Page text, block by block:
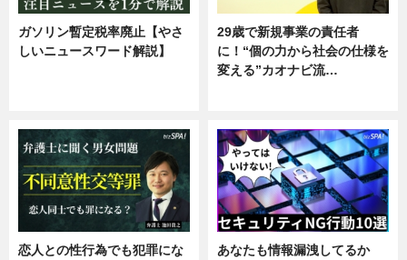
ガソリン暫定税率廃止【やさ
しいニュースワード解説】
29歳で新規事業の責任者
に！“個の力から社会の仕様を
変える”カオナビ流…
恋人との性行為でも犯罪にな
あなたも情報漏洩してるか